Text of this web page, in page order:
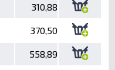
310,88
370,50
558,89